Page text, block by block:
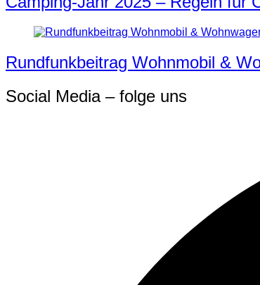
Rundfunkbeitrag Wohnmobil &
Social Media – folge uns